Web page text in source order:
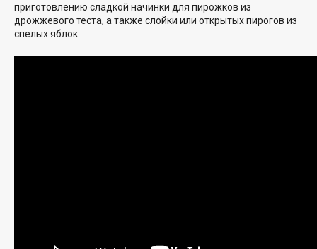
приготовлению сладкой начинки для пирожков из
дрожжевого теста, а также слойки или открытых пирогов из
спелых яблок.